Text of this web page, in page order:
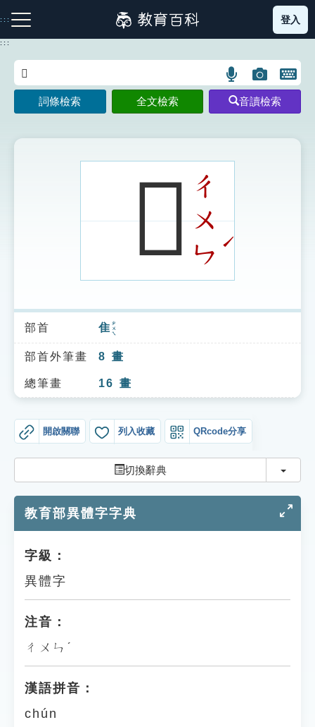
到
主
:::
注音索引圖示 筆畫索引圖示 部首索引表圖示
索引選單
知識索引
單字索引
遊戲專區
教學應用
貓頭鷹博士
登入
:::
語
言
搜
示
圖
片
搜
開
鍵
圖
詞條檢索 全文檢索 音讀檢索
𨿡ㄔ
ㄨ
ㄣ
ˊ
部首 隹 ㄓㄨㄟ
部首外筆畫 8 畫
總筆畫 16 畫
開啟關聯 列入收藏 QRcode分享
切換辭典 切換
教育部異體字字典
字級：
異體字
注音：
ㄔㄨㄣˊ
漢語拼音：
chún